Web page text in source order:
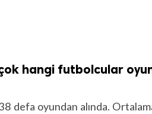
hangi futbolcular
defa oyundan alında.